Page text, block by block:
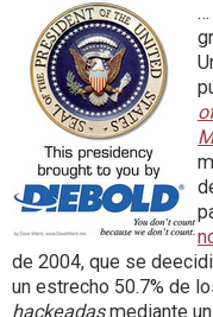
…
de 2004, que se
un estrecho 50.7% de
hackeadasmediante